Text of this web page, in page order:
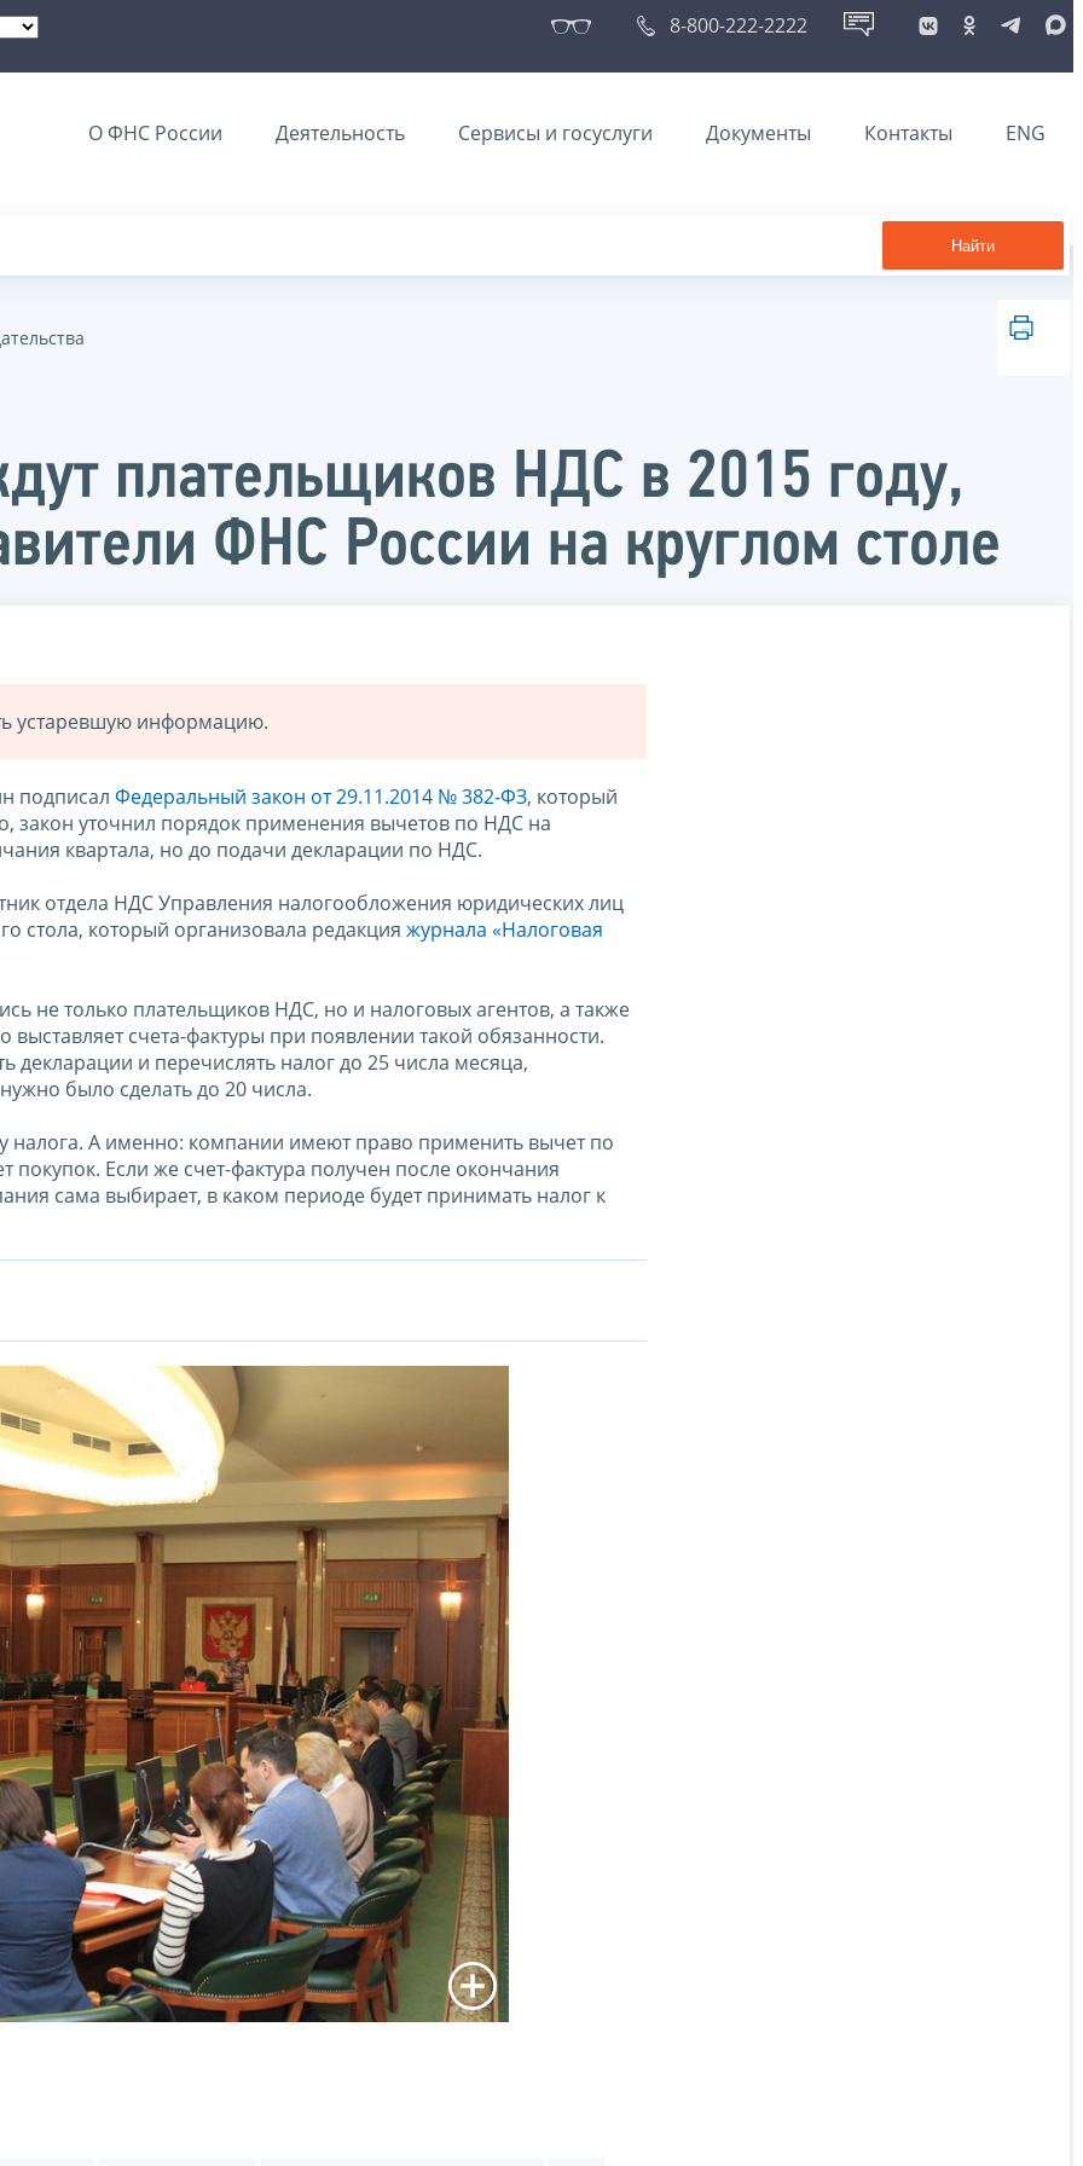
8-800-222-2222
О ФНС России Деятельность Сервисы и госуслуги Документы Контакты ENG
Найти
плательщиков НДС в 2015 году,
ФНС России на круглом столе
устаревшую информацию.
подписал Федеральный закон от 29.11.2014 № 382-ФЗ, который
закон уточнил порядок применения вычетов по НДС на
квартала, но до подачи декларации по НДС.
отдела НДС Управления налогообложения юридических лиц
стола, который организовала редакция журнала «Налоговая
не только плательщиков НДС, но и налоговых агентов, а также
выставляет счета-фактуры при появлении такой обязанности.
декларации и перечислять налог до 25 числа месяца,
было сделать до 20 числа.
налога. А именно: компании имеют право применить вычет по
покупок. Если же счет-фактура получен после окончания
сама выбирает, в каком периоде будет принимать налог к